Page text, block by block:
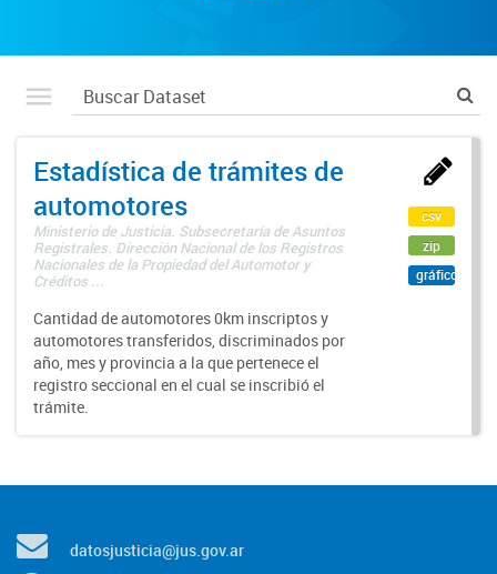
Estadística de trámites de
automotores
Ministerio de Justicia. Subsecretaría de Asuntos
Registrales. Dirección Nacional de los Registros
Nacionales de la Propiedad del Automotor y
Créditos ...
Cantidad de automotores 0km inscriptos y
automotores transferidos, discriminados por
año, mes y provincia a la que pertenece el
registro seccional en el cual se inscribió el
trámite.
csv
zip
gráfico
datosjusticia@jus.gov.ar